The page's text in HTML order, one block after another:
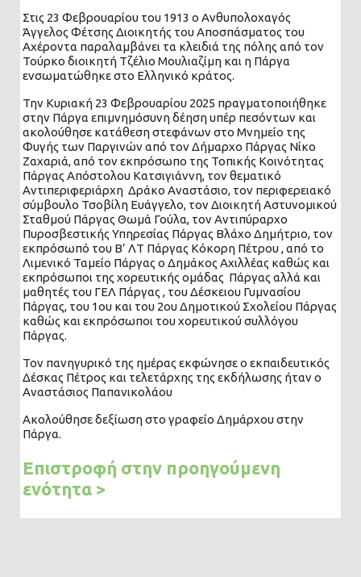
Στις 23 Φεβρουαρίου του 1913 ο Ανθυπολοχαγός
Άγγελος Φέτσης Διοικητής του Αποσπάσματος του
Αχέροντα παραλαμβάνει τα κλειδιά της πόλης από τον
Τούρκο διοικητή Τζέλιο Μουλιαζίμη και η Πάργα
ενσωματώθηκε στο Ελληνικό κράτος.
Την Κυριακή 23 Φεβρουαρίου 2025 πραγματοποιήθηκε
στην Πάργα επιμνημόσυνη δέηση υπέρ πεσόντων και
ακολούθησε κατάθεση στεφάνων στο Μνημείο της
Φυγής των Παργινών από τον Δήμαρχο Πάργας Νίκο
Ζαχαριά, από τον εκπρόσωπο της Τοπικής Κοινότητας
Πάργας Απόστολου Κατσιγιάννη, τον θεματικό
Αντιπεριφεριάρχη Δράκο Αναστάσιο, τον περιφερειακό
σύμβουλο Τσοβίλη Ευάγγελο, τον Διοικητή Αστυνομικού
Σταθμού Πάργας Θωμά Γούλα, τον Αντιπύραρχο
Πυροσβεστικής Υπηρεσίας Πάργας Βλάχο Δημήτριο, τον
εκπρόσωπό του Β’ ΛΤ Πάργας Κόκορη Πέτρου , από το
Λιμενικό Ταμείο Πάργας ο Δημάκος Αχιλλέας καθώς και
εκπρόσωποι της χορευτικής ομάδας Πάργας αλλά και
μαθητές του ΓΕΛ Πάργας , του Δέσκειου Γυμνασίου
Πάργας, του 1ου και του 2ου Δημοτικού Σχολείου Πάργας
καθώς και εκπρόσωποι του χορευτικού συλλόγου
Πάργας.
Τον πανηγυρικό της ημέρας εκφώνησε ο εκπαιδευτικός
Δέσκας Πέτρος και τελετάρχης της εκδήλωσης ήταν ο
Αναστάσιος Παπανικολάου
Ακολούθησε δεξίωση στο γραφείο Δημάρχου στην
Πάργα.
Επιστροφή στην προηγούμενη
ενότητα >